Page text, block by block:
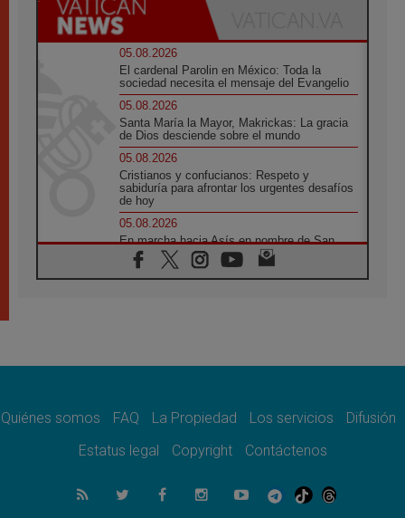
05.08.2026
El cardenal Parolin en México: Toda la
sociedad necesita el mensaje del Evangelio
05.08.2026
Santa María la Mayor, Makrickas: La gracia
de Dios desciende sobre el mundo
05.08.2026
Cristianos y confucianos: Respeto y
sabiduría para afrontar los urgentes desafíos
de hoy
05.08.2026
En marcha hacia Asís en nombre de San
Francisco, a la espera de León
05.08.2026
quienes bendicen la guerra
Ucrania: Ataque masivo en Kyiv durante la
05.08.2026
Colombo: "La visita del Papa a Argentina
Quiénes somos FAQ La Propiedad Los servicios
Difusión
Estatus legal
Copyright Contáctenos